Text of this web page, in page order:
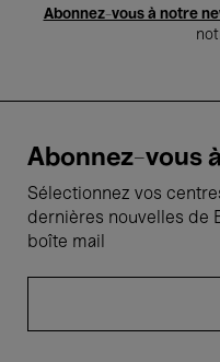
Abonnez-vous à notre
Abonnez-vous
Sélectionnez vos
dernières nouvelles de
boîte mail